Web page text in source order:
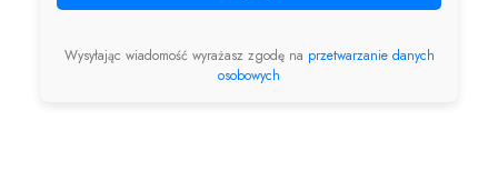
Wysyłając wiadomość wyrażasz zgodę na przetwarzanie danych
osobowych